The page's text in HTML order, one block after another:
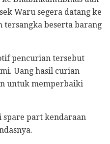
Waru segera datang ke
tersangka beserta barang
pencurian tersebut
Uang hasil curian
untuk memperbaiki
spare part kendaraan